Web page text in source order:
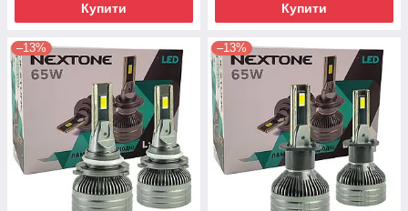
Купити Купити
–13% –13%